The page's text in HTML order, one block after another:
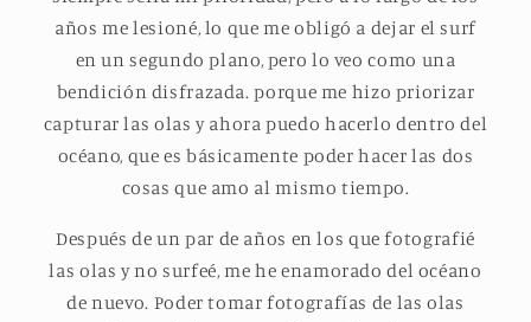
años me lesioné, lo que me obligó a dejar el surf
en un segundo plano, pero lo veo como una
bendición disfrazada. porque me hizo priorizar
capturar las olas y ahora puedo hacerlo dentro del
océano, que es básicamente poder hacer las dos
cosas que amo al mismo tiempo.
Después de un par de años en los que fotografié
las olas y no surfeé, me he enamorado del océano
de nuevo. Poder tomar fotografías de las olas